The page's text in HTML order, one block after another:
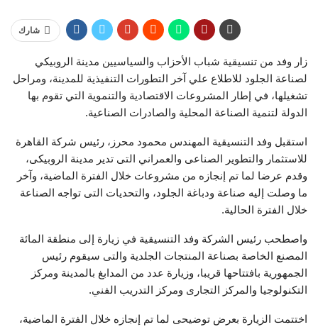
شارك
زار وفد من تنسيقية شباب الأحزاب والسياسيين مدينة الروبيكي
لصناعة الجلود للاطلاع علي آخر التطورات التنفيذية للمدينة، ومراحل
تشغيلها، في إطار المشروعات الاقتصادية والتنموية التي تقوم بها
الدولة لتنمية الصناعة المحلية والصادرات الصناعية.
استقبل وفد التنسيقية المهندس محمود محرز، رئيس شركة القاهرة
للاستثمار والتطوير الصناعى والعمراني التى تدير مدينة الروبيكى،
وقدم عرضا لما تم إنجازه من مشروعات خلال الفترة الماضية، وآخر
ما وصلت إليه صناعة ودباغة الجلود، والتحديات التى تواجه الصناعة
خلال الفترة الحالية.
واصطحب رئيس الشركة وفد التنسيقية في زيارة إلى منطقة المائة
المصنع الخاصة بصناعة المنتجات الجلدية والتى سيقوم رئيس
الجمهورية بافتتاحها قريبا، وزيارة عدد من المدابغ بالمدينة ومركز
التكنولوجيا والمركز التجارى ومركز التدريب الفني.
اختتمت الزيارة بعرض توضيحى لما تم إنجازه خلال الفترة الماضية،